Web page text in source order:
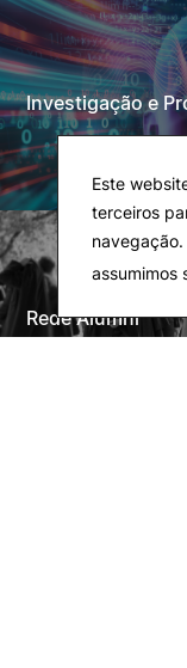
Este
terceiros
assumimos
Investigação e
Rede Alumni